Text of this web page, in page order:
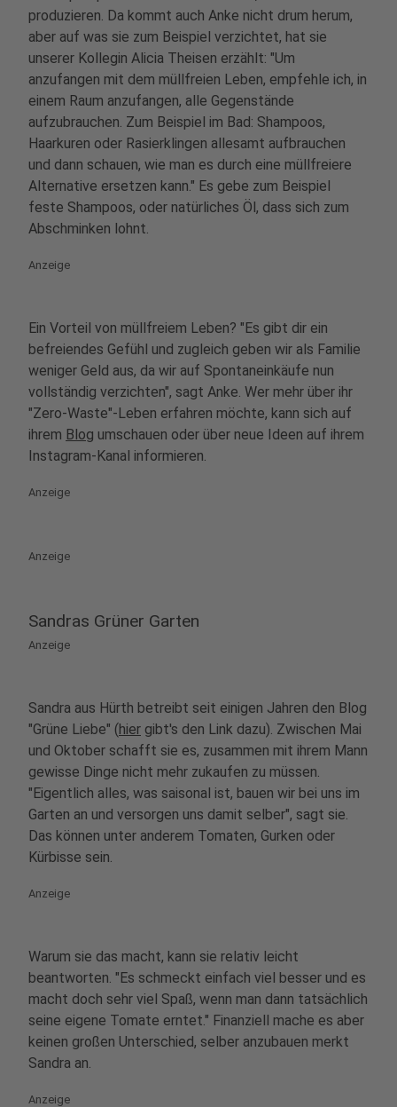
produzieren. Da kommt auch Anke nicht drum herum,
aber auf was sie zum Beispiel verzichtet, hat sie
unserer Kollegin Alicia Theisen erzählt: "Um
anzufangen mit dem müllfreien Leben, empfehle ich, in
einem Raum anzufangen, alle Gegenstände
aufzubrauchen. Zum Beispiel im Bad: Shampoos,
Haarkuren oder Rasierklingen allesamt aufbrauchen
und dann schauen, wie man es durch eine müllfreiere
Alternative ersetzen kann." Es gebe zum Beispiel
feste Shampoos, oder natürliches Öl, dass sich zum
Abschminken lohnt.
Anzeige
Ein Vorteil von müllfreiem Leben? "Es gibt dir ein
befreiendes Gefühl und zugleich geben wir als Familie
weniger Geld aus, da wir auf Spontaneinkäufe nun
vollständig verzichten", sagt Anke. Wer mehr über ihr
"Zero-Waste"-Leben erfahren möchte, kann sich auf
ihrem Blog umschauen oder über neue Ideen auf ihrem
Instagram-Kanal informieren.
Anzeige
Anzeige
Sandras Grüner Garten
Anzeige
Sandra aus Hürth betreibt seit einigen Jahren den Blog
"Grüne Liebe" (hier gibt's den Link dazu). Zwischen Mai
und Oktober schafft sie es, zusammen mit ihrem Mann
gewisse Dinge nicht mehr zukaufen zu müssen.
"Eigentlich alles, was saisonal ist, bauen wir bei uns im
Garten an und versorgen uns damit selber", sagt sie.
Das können unter anderem Tomaten, Gurken oder
Kürbisse sein.
Anzeige
Warum sie das macht, kann sie relativ leicht
beantworten. "Es schmeckt einfach viel besser und es
macht doch sehr viel Spaß, wenn man dann tatsächlich
seine eigene Tomate erntet." Finanziell mache es aber
keinen großen Unterschied, selber anzubauen merkt
Sandra an.
Anzeige